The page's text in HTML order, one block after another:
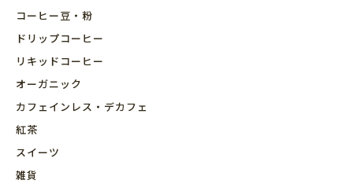
コーヒー豆・粉
ドリップコーヒー
リキッドコーヒー
オーガニック
カフェインレス・デカフェ
紅茶
スイーツ
雑貨